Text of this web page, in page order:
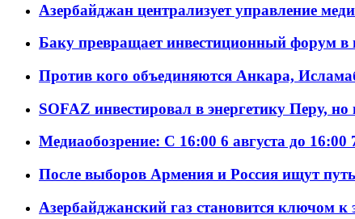
Азербайджан централизует управление
Баку превращает инвестиционный форум в
Против кого объединяются Анкара,
SOFAZ инвестировал в энергетику Перу,
Медиаобозрение: С 16:00 6 августа до 16:00
После выборов Армения и Россия ищут
Азербайджанский газ становится ключом